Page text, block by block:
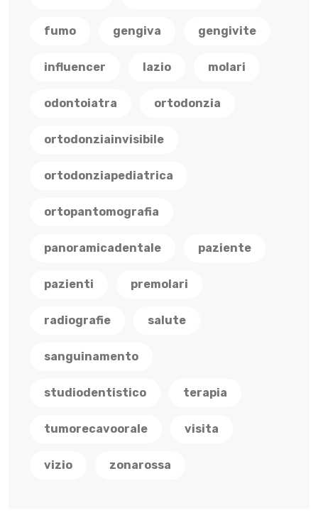
fumo gengiva gengivite
influencer lazio molari
odontoiatra ortodonzia
ortodonziainvisibile
ortodonziapediatrica
ortopantomografia
panoramicadentale paziente
pazienti premolari
radiografie salute
sanguinamento
studiodentistico terapia
tumorecavoorale visita
vizio zonarossa